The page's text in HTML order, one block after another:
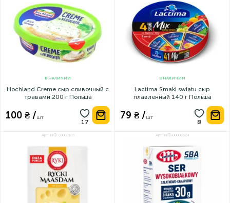
В НАЛИЧИИ
Hochland Creme сыр сливочный с
травами 200 г Польша
100 ₴ /шт
В НАЛИЧИИ
Lactima Smaki swiatu сыр
плавленный 140 г Польша
79 ₴ /шт
Арт: НФ-00002183 Арт: НФ-00002624